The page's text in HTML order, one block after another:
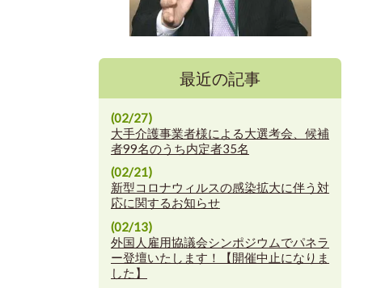
最近の記事
(02/27)
大手介護事業者様による大選考会、候補
者99名のうち内定者35名
(02/21)
新型コロナウィルスの感染拡大に伴う対
応に関するお知らせ
(02/13)
外国人雇用協議会シンポジウムでパネラ
ー登壇いたします！【開催中止になりま
した】